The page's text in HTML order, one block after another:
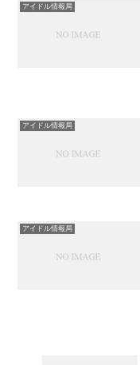
アイドル情報局
アイドル情報局
アイドル情報局